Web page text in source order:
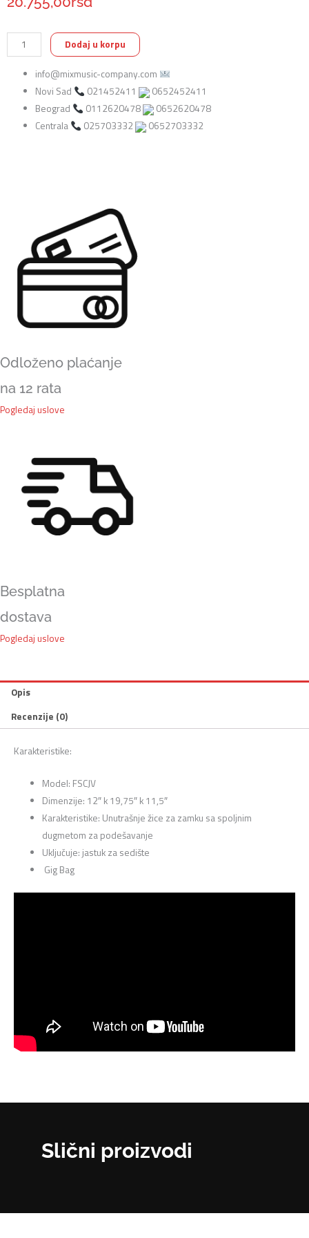
Gon
Bops
FSCJW
Walnut
Cajon
Fiesta
Dodaj u korpu
info@mixmusic-company.com
Novi Sad
021452411
0652452411
Beograd
0112620478
0652620478
Centrala
025703332 0652703332
Odloženo plaćanje
na 12 rata
Pogledaj uslove
Besplatna
dostava
Pogledaj uslove
Opis
Recenzije (0)
Karakteristike:
Model: FSCJV
Dimenzije: 12″ k 19,75″ k 11,5″
Karakteristike: Unutrašnje žice za zamku sa spoljnim
dugmetom za podešavanje
Uključuje: jastuk za sedište
Gig Bag
Slični proizvodi